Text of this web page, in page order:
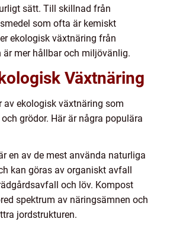
sätt. Till skillnad från
som ofta är kemiskt
ekologisk växtnäring från
mer hållbar och miljövänlig.
Växtnäring
av ekologisk växtnäring som
grödor. Här är några populära
en av de mest använda naturliga
kan göras av organiskt avfall
och löv. Kompost
spektrum av näringsämnen och
jordstrukturen.